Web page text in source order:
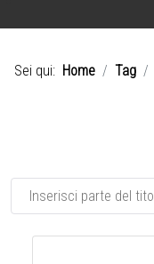
Sei qui: Home Tag
Inserisci parte del titolo